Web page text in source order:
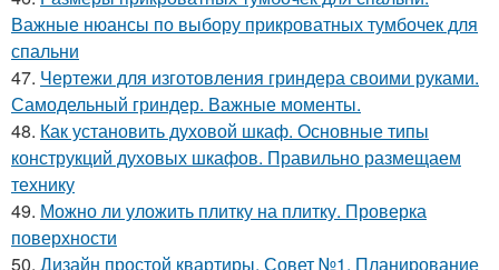
Важные нюансы по выбору прикроватных тумбочек для
спальни
47. Чертежи для изготовления гриндера своими руками.
Самодельный гриндер. Важные моменты.
48. Как установить духовой шкаф. Основные типы
конструкций духовых шкафов. Правильно размещаем
технику
49. Можно ли уложить плитку на плитку. Проверка
поверхности
50. Дизайн простой квартиры. Совет №1. Планирование